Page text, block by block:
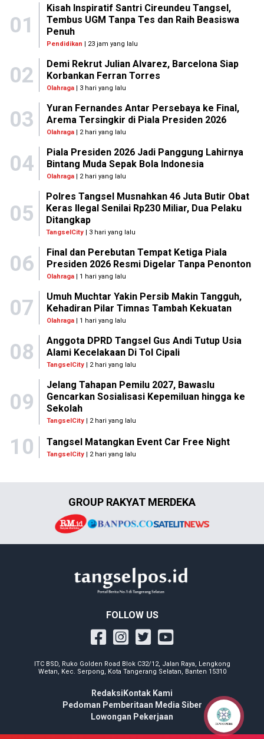
01
Kisah Inspiratif Santri Cireundeu Tangsel,
Tembus UGM Tanpa Tes dan Raih Beasiswa
Penuh
Pendidikan | 23 jam yang lalu
02
Demi Rekrut Julian Alvarez, Barcelona Siap
Korbankan Ferran Torres
Olahraga| 3 hari yang lalu
03
Yuran Fernandes Antar Persebaya ke Final,
Arema Tersingkir di Piala Presiden 2026
Olahraga| 2 hari yang lalu
04
Piala Presiden 2026 Jadi Panggung Lahirnya
Bintang Muda Sepak Bola Indonesia
Olahraga| 2 hari yang lalu
05
Polres Tangsel Musnahkan 46 Juta Butir Obat
Keras Ilegal Senilai Rp230 Miliar, Dua Pelaku
Ditangkap
TangselCity | 3 hari yang lalu
06
Final dan Perebutan Tempat Ketiga Piala
Presiden 2026 Resmi Digelar Tanpa Penonton
Olahraga| 1 hari yang lalu
07
Umuh Muchtar Yakin Persib Makin Tangguh,
Kehadiran Pilar Timnas Tambah Kekuatan
Olahraga| 1 hari yang lalu
08
Anggota DPRD Tangsel Gus Andi Tutup Usia
Alami Kecelakaan Di Tol Cipali
TangselCity| 2 hari yang lalu
09
Jelang Tahapan Pemilu 2027, Bawaslu
Gencarkan Sosialisasi Kepemiluan hingga ke
Sekolah
TangselCity| 2 hari yang lalu
10 Tangsel Matangkan Event Car Free Night
TangselCity | 2 hari yang lalu
GROUP RAKYAT MERDEKA
FOLLOW US
ITC BSD, Ruko Golden Road Blok C32/12, Jalan Raya, Lengkong
Wetan, Kec. Serpong, Kota Tangerang Selatan, Banten 15310
Redaksi Kontak Kami
Pedoman Pemberitaan Media Siber
Lowongan Pekerjaan